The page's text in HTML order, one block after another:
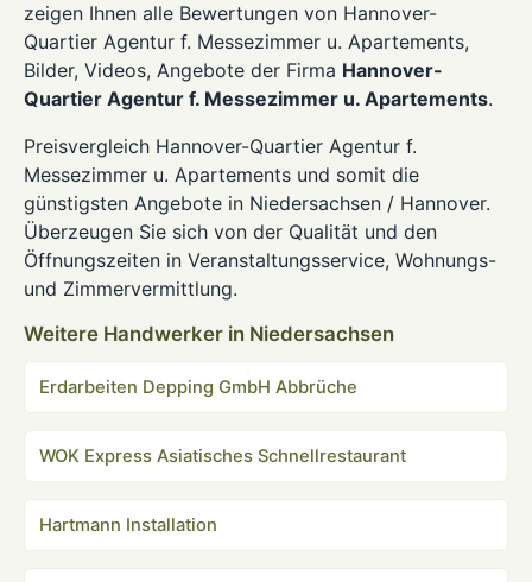
zeigen Ihnen alle Bewertungen von Hannover-
Quartier Agentur f. Messezimmer u. Apartements,
Bilder, Videos, Angebote der Firma Hannover-
Quartier Agentur f. Messezimmer u. Apartements.
Preisvergleich Hannover-Quartier Agentur f.
Messezimmer u. Apartements und somit die
günstigsten Angebote in Niedersachsen / Hannover.
Überzeugen Sie sich von der Qualität und den
Öffnungszeiten in Veranstaltungsservice, Wohnungs-
und Zimmervermittlung.
Weitere Handwerker in Niedersachsen
Erdarbeiten Depping GmbH Abbrüche
WOK Express Asiatisches Schnellrestaurant
Hartmann Installation